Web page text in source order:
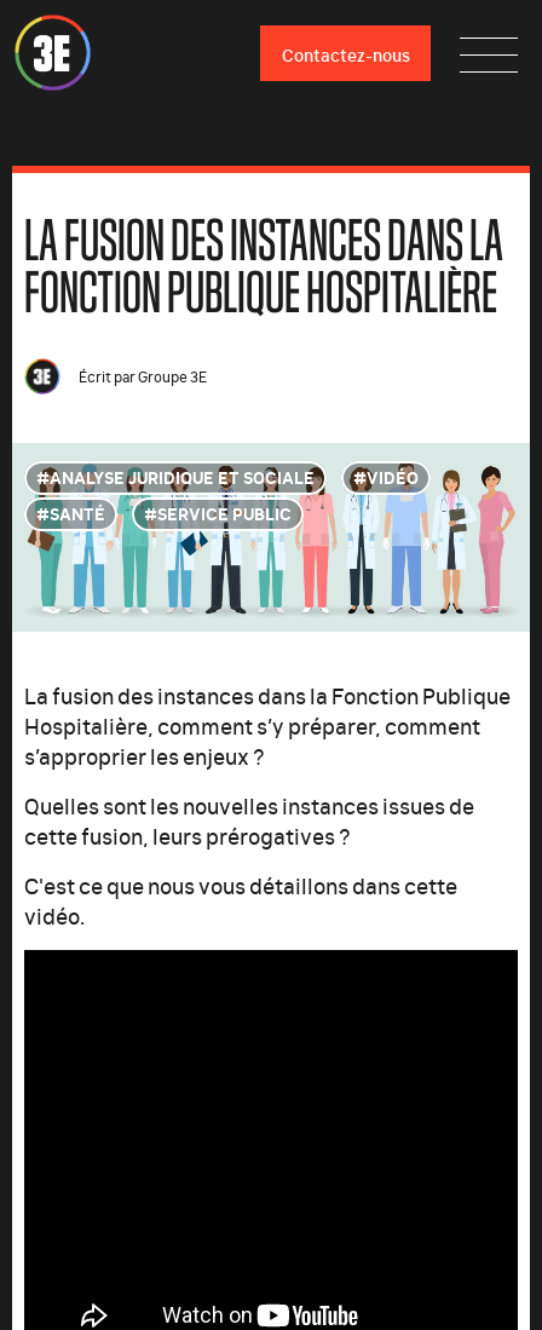
Contactez-nous
LA FUSION DES INSTANCES DANS LA
FONCTION PUBLIQUE HOSPITALIÈRE
Écrit parGroupe 3E
ANALYSE JURIDIQUE ET SOCIALE
VIDÉO
SANTÉ
SERVICE PUBLIC
La fusion des instances dans la Fonction Publique
Hospitalière, comment s’y préparer, comment
s’approprier les enjeux ?
Quelles sont les nouvelles instances issues de
cette fusion, leurs prérogatives ?
C'est ce que nous vous détaillons dans cette
vidéo.